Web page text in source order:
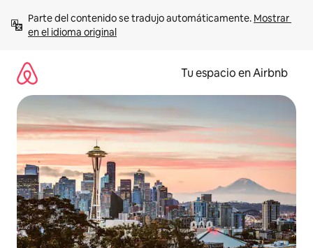
contenido
Parte del contenido se tradujo automáticamente. Mostrar
en el idioma original
Tu espacio en Airbnb